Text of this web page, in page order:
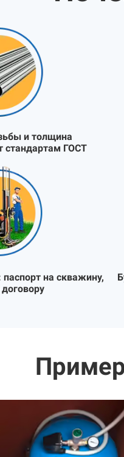
и толщина
стандартам ГОСТ
паспорт на скважину,